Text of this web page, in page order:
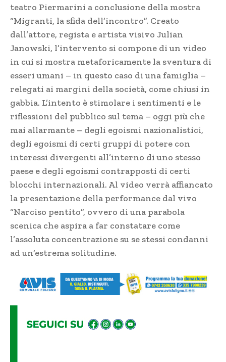
teatro Piermarini a conclusione della mostra
“Migranti, la sfida dell’incontro”. Creato
dall’attore, regista e artista visivo Julian
Janowski, l’intervento si compone di un video
in cui si mostra metaforicamente la sventura di
esseri umani – in questo caso di una famiglia –
relegati ai margini della società, come chiusi in
gabbia. L’intento è stimolare i sentimenti e le
riflessioni del pubblico sul tema – oggi più che
mai allarmante – degli egoismi nazionalistici,
degli egoismi di certi gruppi di potere con
interessi divergenti all’interno di uno stesso
paese e degli egoismi contrapposti di certi
blocchi internazionali. Al video verrà affiancato
la presentazione della performance dal vivo
“Narciso pentito”, ovvero di una parabola
scenica che aspira a far constatare come
l’assoluta concentrazione su se stessi condanni
ad un’estrema solitudine.